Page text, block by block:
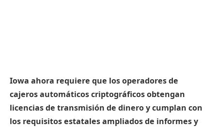
Iowa ahora requiere que los operadores de
cajeros automáticos criptográficos obtengan
licencias de transmisión de dinero y cumplan con
los requisitos estatales ampliados de informes y